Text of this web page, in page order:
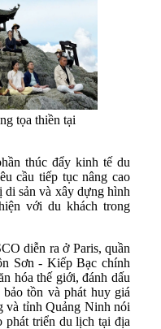
tọa thiền tại
thúc đẩy kinh tế du
cầu tiếp tục nâng cao
sản và xây dựng hình
với du khách trong
diễn ra ở Paris, quần
Sơn - Kiếp Bạc chính
hóa thế giới, đánh dấu
tồn và phát huy giá
và tỉnh Quảng Ninh nói
phát triển du lịch tại địa